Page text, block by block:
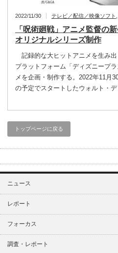
2022/11/30 テレビ／配信／映像ソフト
「呪術廻戦」アニメ監督の
オリジナルシリーズ制作
記録的な大ヒットアニメを生み
プラットフォーム「ディズニープ
メを企画・制作する。2022年11月
の予定でスタートしたウォルト・
トップページに戻る
ニュース
レポート
フォーカス
調査・レポート